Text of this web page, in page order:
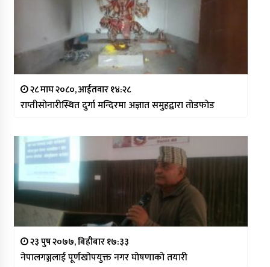
२८ माघ २०८०, आईतवार १४:२८
राप्तीसोनारीस्थित दुर्गा मन्दिरमा अज्ञात समुहद्वारा तोडफोड
२३ पुष २०७७, बिहीबार १७:३३
नेपालगञ्जलाई पूर्णखोपयुक्त नगर घोषणाको तयारी